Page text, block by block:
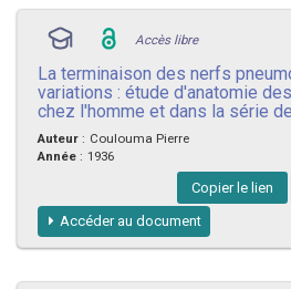
Accès libre
La terminaison des nerfs
variations : étude d'anatomie
chez l'homme et dans la série
Auteur : Coulouma Pierre
Année : 1936
Copier le lien
Accéder au document